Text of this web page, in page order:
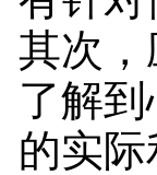
其次
了解
的实